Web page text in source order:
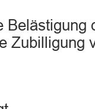
Belästigung
Zubilligung